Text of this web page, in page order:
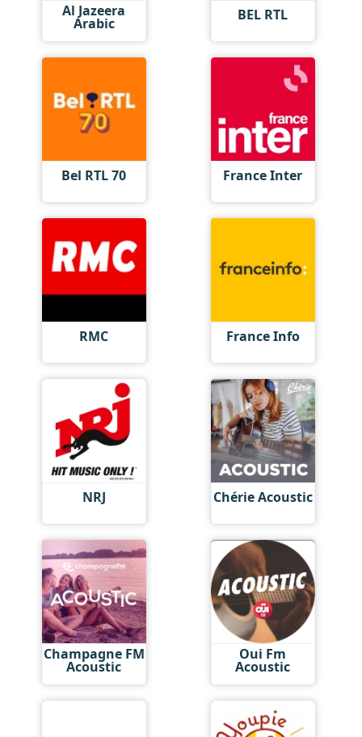
Al Jazeera
Arabic BEL RTL
Bel RTL 70 France Inter
RMC France Info
NRJ Chérie Acoustic
Champagne FM
Acoustic
Oui Fm
Acoustic